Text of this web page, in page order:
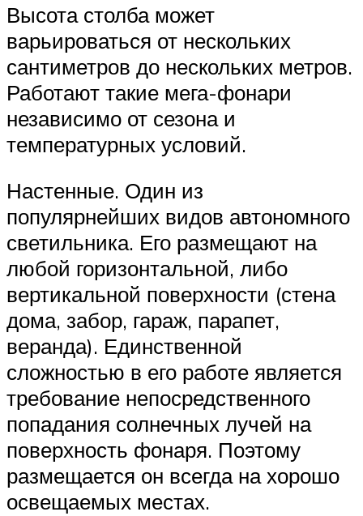
Высота столба может
варьироваться от нескольких
сантиметров до нескольких метров.
Работают такие мега-фонари
независимо от сезона и
температурных условий.
Настенные. Один из
популярнейших видов автономного
светильника. Его размещают на
любой горизонтальной, либо
вертикальной поверхности (стена
дома, забор, гараж, парапет,
веранда). Единственной
сложностью в его работе является
требование непосредственного
попадания солнечных лучей на
поверхность фонаря. Поэтому
размещается он всегда на хорошо
освещаемых местах.